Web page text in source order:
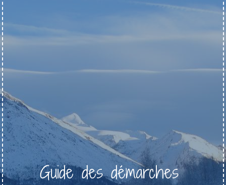
Guide des démarches